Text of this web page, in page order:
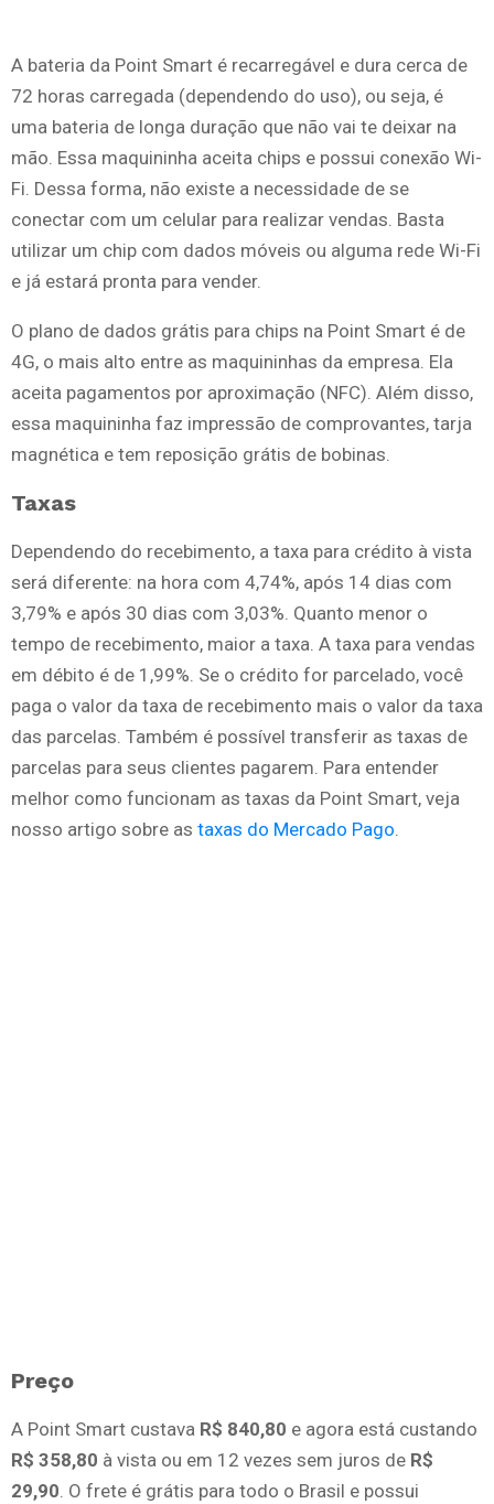
A bateria da Point Smart é recarregável e dura cerca de
72 horas carregada (dependendo do uso), ou seja, é
uma bateria de longa duração que não vai te deixar na
mão. Essa maquininha aceita chips e possui conexão Wi-
Fi. Dessa forma, não existe a necessidade de se
conectar com um celular para realizar vendas. Basta
utilizar um chip com dados móveis ou alguma rede Wi-Fi
e já estará pronta para vender.
O plano de dados grátis para chips na Point Smart é de
4G, o mais alto entre as maquininhas da empresa. Ela
aceita pagamentos por aproximação (NFC). Além disso,
essa maquininha faz impressão de comprovantes, tarja
magnética e tem reposição grátis de bobinas.
Taxas
Dependendo do recebimento, a taxa para crédito à vista
será diferente: na hora com 4,74%, após 14 dias com
3,79% e após 30 dias com 3,03%. Quanto menor o
tempo de recebimento, maior a taxa. A taxa para vendas
em débito é de 1,99%. Se o crédito for parcelado, você
paga o valor da taxa de recebimento mais o valor da taxa
das parcelas. Também é possível transferir as taxas de
parcelas para seus clientes pagarem. Para entender
melhor como funcionam as taxas da Point Smart, veja
nosso artigo sobre as taxas do Mercado Pago.
Preço
A Point Smart custava R$ 840,80 e agora está custando
R$ 358,80 à vista ou em 12 vezes sem juros de R$
29,90. O frete é grátis para todo o Brasil e possui